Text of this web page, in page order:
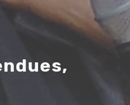
ndues,